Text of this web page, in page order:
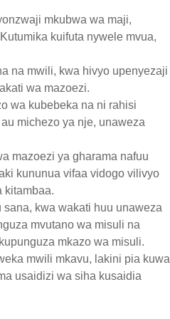
mkubwa wa maji,
kuifuta nywele mvua,
na mwili, kwa hivyo upenyezaji
wa mazoezi.
wa kubebeka na ni rahisi
michezo ya nje, unaweza
mazoezi ya gharama nafuu
kununua vifaa vidogo vilivyo
kitambaa.
kwa wakati huu unaweza
mvutano wa misuli na
mkazo wa misuli.
mwili mkavu, lakini pia kuwa
usaidizi wa siha kusaidia